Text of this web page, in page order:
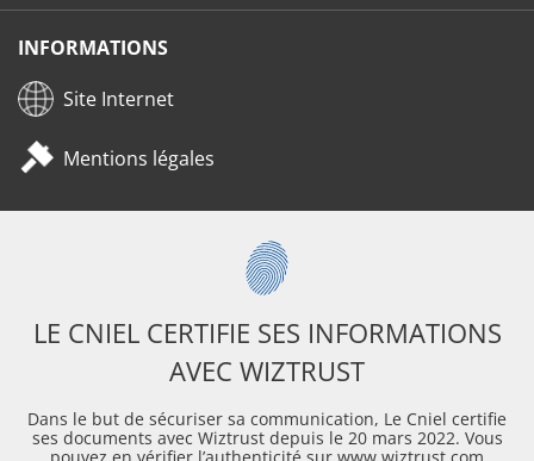
INFORMATIONS
Site Internet
Mentions légales
LE CNIEL CERTIFIE SES INFORMATIONS
AVEC WIZTRUST
Dans le but de sécuriser sa communication, Le Cniel certifie
ses documents avec Wiztrust depuis le 20 mars 2022. Vous